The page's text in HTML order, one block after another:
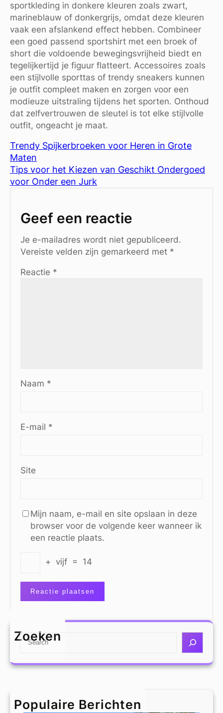
sportkleding in donkere kleuren zoals zwart,
marineblauw of donkergrijs, omdat deze kleuren
vaak een afslankend effect hebben. Combineer
een goed passend sportshirt met een broek of
short die voldoende bewegingsvrijheid biedt en
tegelijkertijd je figuur flatteert. Accessoires zoals
een stijlvolle sporttas of trendy sneakers kunnen
je outfit compleet maken en zorgen voor een
modieuze uitstraling tijdens het sporten. Onthoud
dat zelfvertrouwen de sleutel is tot elke stijlvolle
outfit, ongeacht je maat.
Trendy Spijkerbroeken voor Heren in Grote
Maten
Tips voor het Kiezen van Geschikt Ondergoed
voor Onder een Jurk
Geef een reactie
Je e-mailadres wordt niet gepubliceerd.
Vereiste velden zijn gemarkeerd met *
Reactie *
Naam *
E-mail *
Site
Mijn naam, e-mail en site opslaan in deze
browser voor de volgende keer wanneer ik
een reactie plaats.
+ vijf = 14
Zoeken
S
a
h
Populaire Berichten